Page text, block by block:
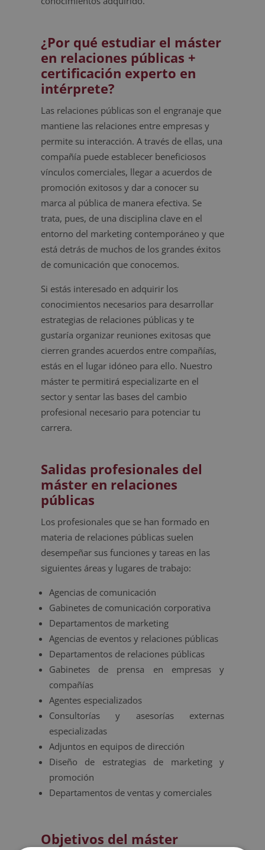
¿Por qué estudiar el máster
en relaciones públicas +
certificación experto en
intérprete?
Las relaciones públicas son el engranaje que
mantiene las relaciones entre empresas y
permite su interacción. A través de ellas, una
compañía puede establecer beneficiosos
vínculos comerciales, llegar a acuerdos de
promoción exitosos y dar a conocer su
marca al pública de manera efectiva. Se
trata, pues, de una disciplina clave en el
entorno del marketing contemporáneo y que
está detrás de muchos de los grandes éxitos
de comunicación que conocemos.
Si estás interesado en adquirir los
conocimientos necesarios para desarrollar
estrategias de relaciones públicas y te
gustaría organizar reuniones exitosas que
cierren grandes acuerdos entre compañías,
estás en el lugar idóneo para ello. Nuestro
máster te permitirá especializarte en el
sector y sentar las bases del cambio
profesional necesario para potenciar tu
carrera.
Salidas profesionales del
máster en relaciones
públicas
Los profesionales que se han formado en
materia de relaciones públicas suelen
desempeñar sus funciones y tareas en las
siguientes áreas y lugares de trabajo:
Agencias de comunicación
Gabinetes de comunicación corporativa
Departamentos de marketing
Agencias de eventos y relaciones públicas
Departamentos de relaciones públicas
Gabinetes de prensa en empresas y
compañías
Agentes especializados
Consultorías y asesorías externas
especializadas
Adjuntos en equipos de dirección
Diseño de estrategias de marketing y
promoción
Departamentos de ventas y comerciales
Objetivos del máster